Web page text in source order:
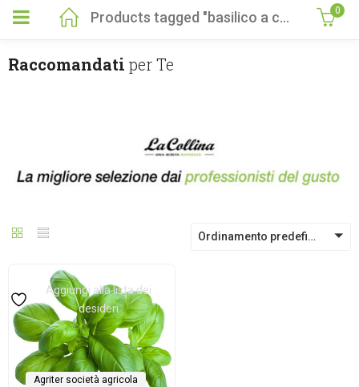
Products tagged "basilico a casa" 0
Raccomandati per Te
Ordinamento predefinito
Agriter società agricola
Aggiungi alla lista dei
desideri